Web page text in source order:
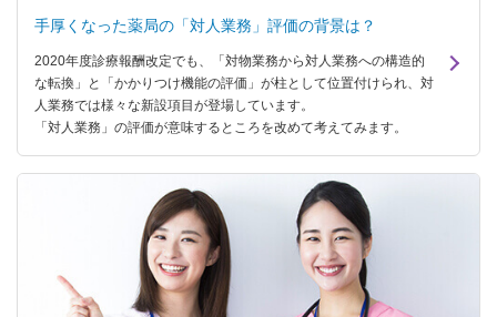
手厚くなった薬局の「対人業務」評価の背景は？
2020年度診療報酬改定でも、「対物業務から対人業務への構造的
な転換」と「かかりつけ機能の評価」が柱として位置付けられ、対
人業務では様々な新設項目が登場しています。
「対人業務」の評価が意味するところを改めて考えてみます。